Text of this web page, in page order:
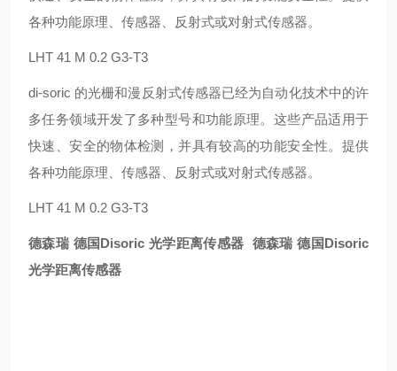
各种功能原理、传感器、反射式或对射式传感器。
LHT 41 M 0.2 G3-T3
di-soric 的光栅和漫反射式传感器已经为自动化技术中的许
多任务领域开发了多种型号和功能原理。这些产品适用于
快速、安全的物体检测，并具有较高的功能安全性。提供
各种功能原理、传感器、反射式或对射式传感器。
LHT 41 M 0.2 G3-T3
德森瑞 德国Disoric 光学距离传感器 德森瑞 德国Disoric
光学距离传感器